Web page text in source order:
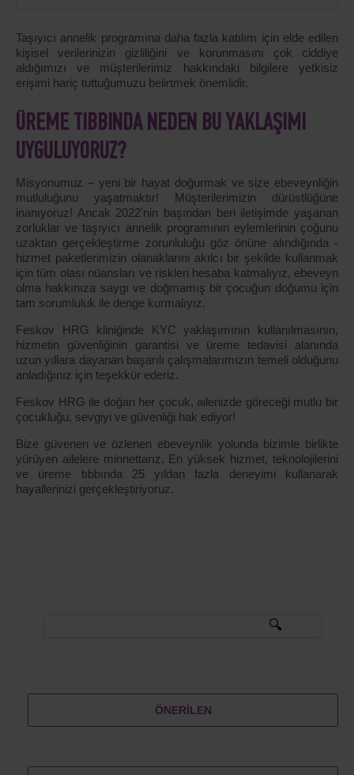
Taşıyıcı annelik programına daha fazla katılım için elde edilen
kişisel verilerinizin gizliliğini ve korunmasını çok ciddiye
aldığımızı ve müşterilerimiz hakkındaki bilgilere yetkisiz
erişimi hariç tuttuğumuzu belirtmek önemlidir.
ÜREME TIBBINDA NEDEN BU YAKLAŞIMI
UYGULUYORUZ?
Misyonumuz – yeni bir hayat doğurmak ve size ebeveynliğin
mutluluğunu yaşatmaktır! Müşterilerimizin dürüstlüğüne
inanıyoruz! Ancak 2022'nin başından beri iletişimde yaşanan
zorluklar ve taşıyıcı annelik programının eylemlerinin çoğunu
uzaktan gerçekleştirme zorunluluğu göz önüne alındığında -
hizmet paketlerimizin olanaklarını akılcı bir şekilde kullanmak
için tüm olası nüansları ve riskleri hesaba katmalıyız, ebeveyn
olma hakkınıza saygı ve doğmamış bir çocuğun doğumu için
tam sorumluluk ile denge kurmalıyız.
Feskov HRG kliniğinde KYC yaklaşımının kullanılmasının,
hizmetin güvenliğinin garantisi ve üreme tedavisi alanında
uzun yıllara dayanan başarılı çalışmalarımızın temeli olduğunu
anladığınız için teşekkür ederiz.
Feskov HRG ile doğan her çocuk, ailenizde göreceği mutlu bir
çocukluğu, sevgiyi ve güvenliği hak ediyor!
Bize güvenen ve özlenen ebeveynlik yolunda bizimle birlikte
yürüyen ailelere minnettarız. En yüksek hizmet, teknolojilerini
ve üreme tıbbında 25 yıldan fazla deneyimi kullanarak
hayallerinizi gerçekleştiriyoruz.
ÖNERILEN